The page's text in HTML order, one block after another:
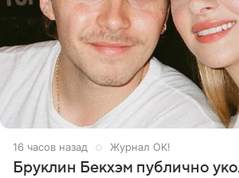
16 часов назад Журнал OK!
Бруклин Бекхэм публично